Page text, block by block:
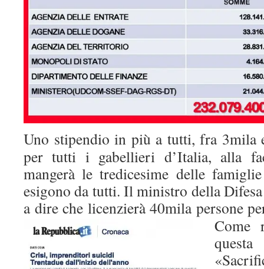
Uno stipendio in più a tutti, fra 3mila
per tutti i gabellieri d’Italia, alla
mangerà le tredicesime delle
esigono da tutti. Il ministro della
a dire che licenzierà 40mila persone
Come